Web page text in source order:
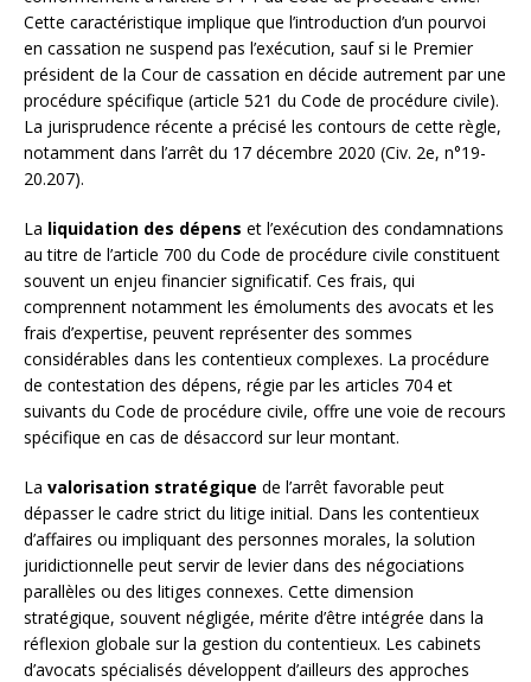
Cette caractéristique implique que l’introduction d’un pourvoi
en cassation ne suspend pas l’exécution, sauf si le Premier
président de la Cour de cassation en décide autrement par une
procédure spécifique (article 521 du Code de procédure civile).
La jurisprudence récente a précisé les contours de cette règle,
notamment dans l’arrêt du 17 décembre 2020 (Civ. 2e, n°19-
20.207).
La liquidation des dépens et l’exécution des condamnations
au titre de l’article 700 du Code de procédure civile constituent
souvent un enjeu financier significatif. Ces frais, qui
comprennent notamment les émoluments des avocats et les
frais d’expertise, peuvent représenter des sommes
considérables dans les contentieux complexes. La procédure
de contestation des dépens, régie par les articles 704 et
suivants du Code de procédure civile, offre une voie de recours
spécifique en cas de désaccord sur leur montant.
La valorisation stratégique de l’arrêt favorable peut
dépasser le cadre strict du litige initial. Dans les contentieux
d’affaires ou impliquant des personnes morales, la solution
juridictionnelle peut servir de levier dans des négociations
parallèles ou des litiges connexes. Cette dimension
stratégique, souvent négligée, mérite d’être intégrée dans la
réflexion globale sur la gestion du contentieux. Les cabinets
d’avocats spécialisés développent d’ailleurs des approches